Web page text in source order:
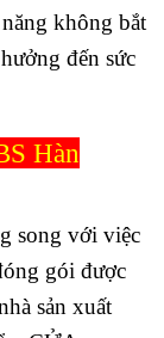
không bắt
đến sức
Hàn
song với việc
gói được
sản xuất